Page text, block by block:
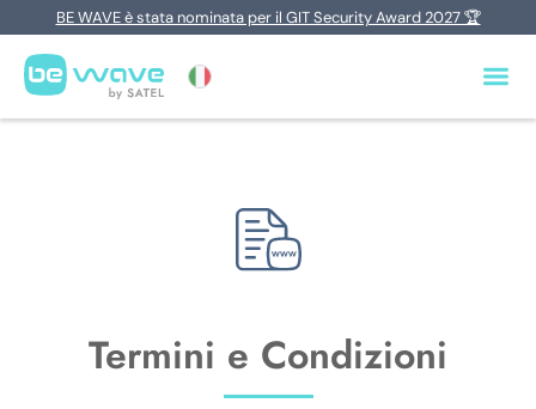
BE WAVE è stata nominata per il GIT Security Award 2027 🏆
Termini e Condizioni